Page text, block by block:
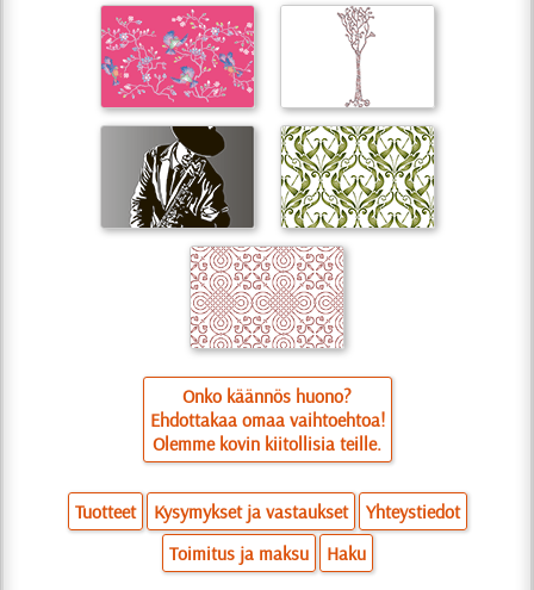
Onko käännös huono?
Ehdottakaa omaa vaihtoehtoa!
Olemme kovin kiitollisia teille.
Tuotteet Kysymykset ja vastaukset
Yhteystiedot
Toimitus ja maksu
Haku